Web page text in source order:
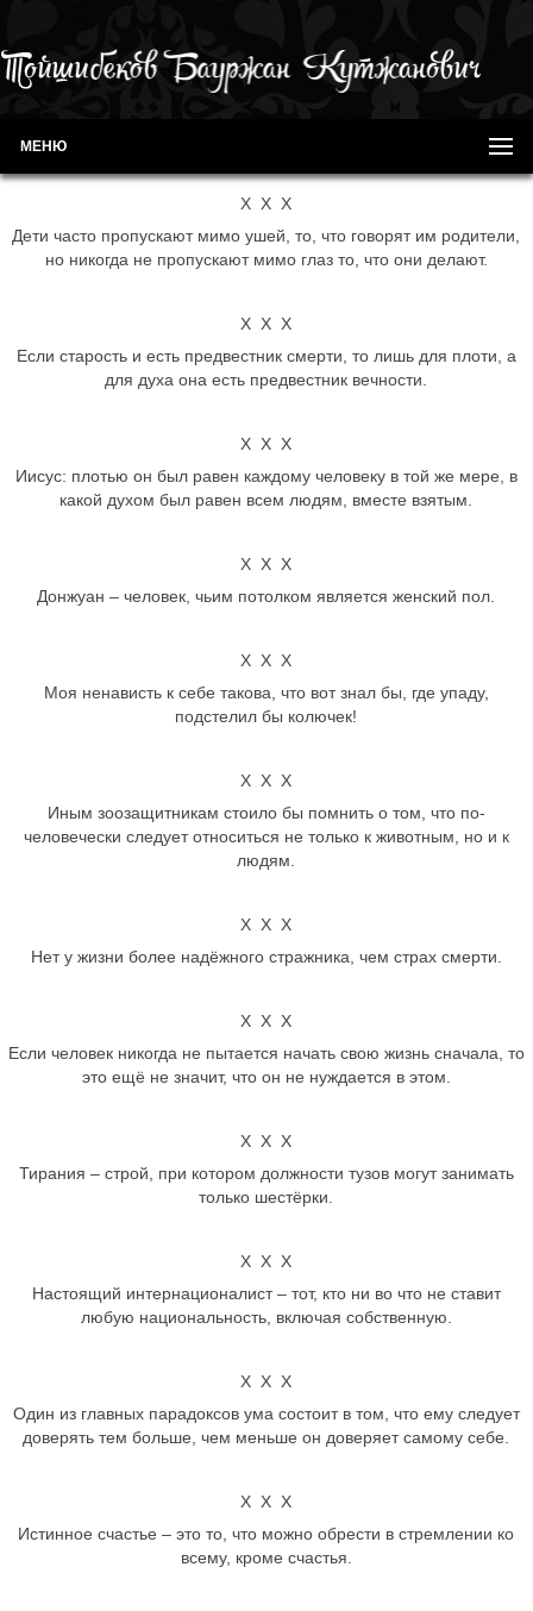
МЕНЮ
Х Х Х
Дети часто пропускают мимо ушей, то, что говорят им родители,
но никогда не пропускают мимо глаз то, что они делают.
Х Х Х
Если старость и есть предвестник смерти, то лишь для плоти, а
для духа она есть предвестник вечности.
Х Х Х
Иисус: плотью он был равен каждому человеку в той же мере, в
какой духом был равен всем людям, вместе взятым.
Х Х Х
Донжуан – человек, чьим потолком является женский пол.
Х Х Х
Моя ненависть к себе такова, что вот знал бы, где упаду,
подстелил бы колючек!
Х Х Х
Иным зоозащитникам стоило бы помнить о том, что по-
человечески следует относиться не только к животным, но и к
людям.
Х Х Х
Нет у жизни более надёжного стражника, чем страх смерти.
Х Х Х
Если человек никогда не пытается начать свою жизнь сначала, то
это ещё не значит, что он не нуждается в этом.
Х Х Х
Тирания – строй, при котором должности тузов могут занимать
только шестёрки.
Х Х Х
Настоящий интернационалист – тот, кто ни во что не ставит
любую национальность, включая собственную.
Х Х Х
Один из главных парадоксов ума состоит в том, что ему следует
доверять тем больше, чем меньше он доверяет самому себе.
Х Х Х
Истинное счастье – это то, что можно обрести в стремлении ко
всему, кроме счастья.